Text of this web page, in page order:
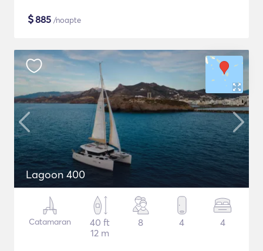
$885 /noapte
Lagoon 400
Catamaran
40 ft
12 m
8 4 4